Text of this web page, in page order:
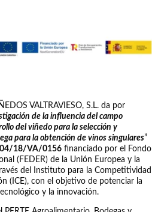
VALTRAVIESO, S.L. da por
de la influencia del campo
del viñedo para la selección y
para la obtención de vinos singulares”
04/18/VA/0156 financiado por el Fondo
(FEDER) de la Unión Europea y la
del Instituto para la Competitividad
(ICE), con el objetivo de potenciar la
y la innovación.